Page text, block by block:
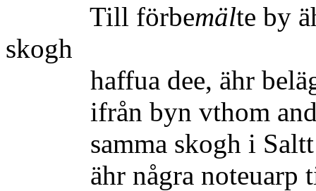
Till förbemälte by
skogh
haffua dee, ähr
ifrån byn vthom
samma skogh i Saltt
ähr några noteuarp